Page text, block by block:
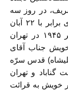
در روز سه
شنبه هفتم ذیحجه الحرام ۱۳۶۴ هجری قمری برابر با ۲۲ آبان
۱۳۲۴ هجری شمسی و مطابق با ۱۳ نوامبر ۱۹۴۵ در تهران
جناب آقای
قدس سرّه
گناباد و تهران
خویش به قرائت